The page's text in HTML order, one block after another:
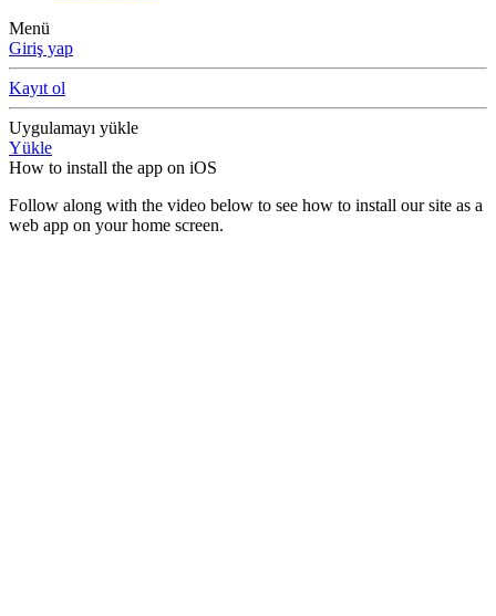
Menü
Giriş yap
Kayıt ol
Uygulamayı yükle
Yükle
How to install the app on iOS
Follow along with the video below to see how to install our site as a
web app on your home screen.